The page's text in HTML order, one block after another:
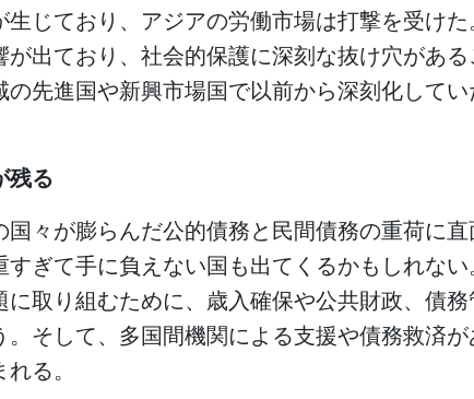
じており、アジアの労働市場は打撃を受け
出ており、社会的保護に深刻な抜け穴があ
先進国や新興市場国で以前から深刻化して
残る
国々が膨らんだ公的債務と民間債務の重荷に
すぎて手に負えない国も出てくるかもしれな
取り組むために、歳入確保や公共財政、債
そして、多国間機関による支援や債務救済
る。